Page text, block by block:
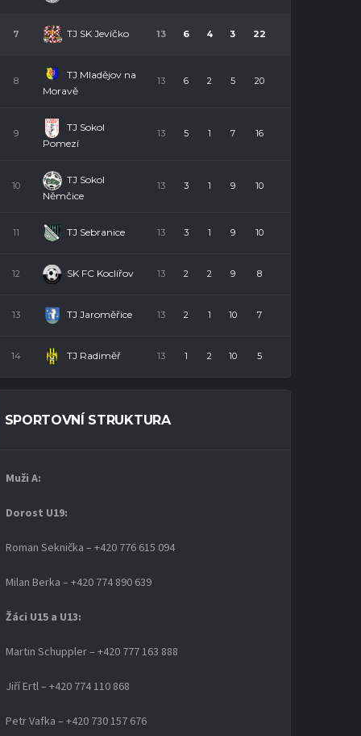
7 TJ SK Jevíčko 13 6 4 3 22
8
TJ Mladějov na
Moravě
13 6 2 5 20
9
TJ Sokol
Pomezí
13 5 1 7 16
10
TJ Sokol
Němčice
13 3 1 9 10
11 TJ Sebranice 13 3 1 9 10
12 SK FC Koclířov 13 2 2 9 8
13 TJ Jaroměřice 13 2 1 10 7
14 TJ Radiměř 13 1 2 10 5
SPORTOVNÍ STRUKTURA
Muži A:
Dorost U19:
Roman Seknička – +420 776 615 094
Milan Berka – +420 774 890 639
Žáci U15 a U13:
Martin Schuppler – +420 777 163 888
Jiří Ertl – +420 774 110 868
Petr Vafka – +420 730 157 676